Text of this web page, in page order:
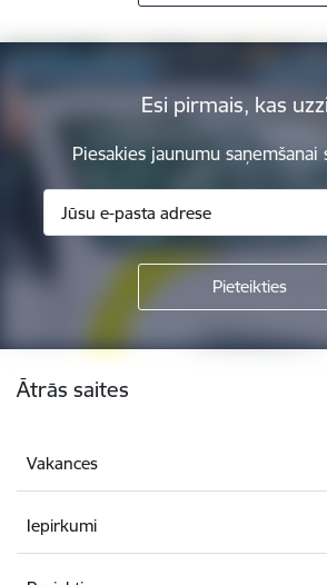
Esi pirmais, kas
Piesakies jaunumu saņemšanai
Ātrās saites
Vakances
Iepirkumi